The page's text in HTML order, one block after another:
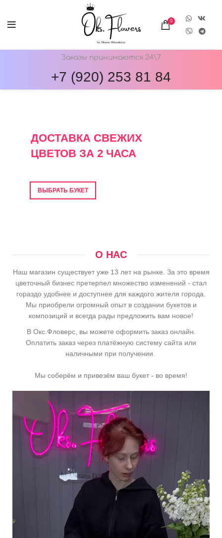
0
Заказы принимаются 24\7
+7 (920) 253 81 84
ДОСТАВКА СВЕЖИХ
ЦВЕТОВ ЗА 2 ЧАСА
ВЫБРАТЬ БУКЕТ
О НАС
Наш магазин существует уже 13 лет на рынке. За это время
цветочный бизнес претерпел множество изменений - стал
гораздо удобнее и доступнее для каждого жителя города.
Мы приобрели огромный опыт в создании букетов и
композиций и всегда рады предложить вам новое!
В Окс.Фловерс, вы можете оформить заказ онлайн.
Оплатить заказ через платёжную систему сайта или
наличными при получении.
Мы соберём и привезём ваш букет - во время!